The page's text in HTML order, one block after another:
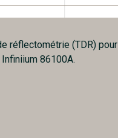
réflectométrie (TDR) pour
86100A.